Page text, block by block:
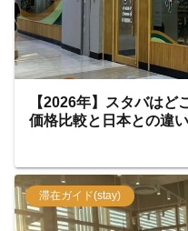
【2026年】スタバはど
価格比較と日本との違い
滞在ガイド(stay)